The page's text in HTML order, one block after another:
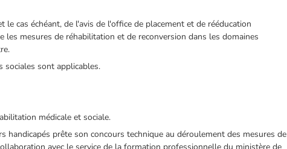
cas échéant, de l'avis de l'office de placement et de rééducation
mesures de réhabilitation et de reconversion dans les domaines
sociales sont applicables.
médicale et sociale.
prête son concours technique au déroulement des mesures de
avec le service de la formation professionnelle du ministère de